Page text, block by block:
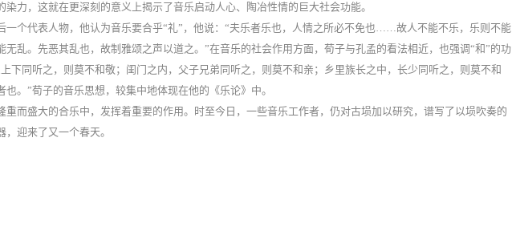
染力，这就在更深刻的意义上揭示了音乐启动人心、陶冶性情的巨大社会功能。
一个代表人物，他认为音乐要合乎“礼”，他说：“夫乐者乐也，人情之所必不免也……故人不能不乐，乐则不能
无乱。先恶其乱也，故制雅颂之声以道之。”在音乐的社会作用方面，荀子与孔孟的看法相近，也强调“和”的功
下同听之，则莫不和敬；闺门之内，父子兄弟同听之，则莫不和亲；乡里族长之中，长少同听之，则莫不和
。”荀子的音乐思想，较集中地体现在他的《乐论》中。
重而盛大的合乐中，发挥着重要的作用。时至今日，一些音乐工作者，仍对古埙加以研究，谱写了以埙吹奏的
迎来了又一个春天。